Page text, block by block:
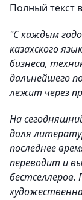
Полный текст
"С каждым
казахского
бизнеса,
дальнейшего
лежит через
На
доля
последнее
переводит и
бестселлеров.